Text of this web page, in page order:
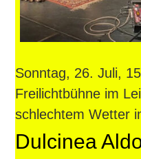
Sonntag, 26. Juli,
Freilichtbühne im
schlechtem Wetter
Dulcinea